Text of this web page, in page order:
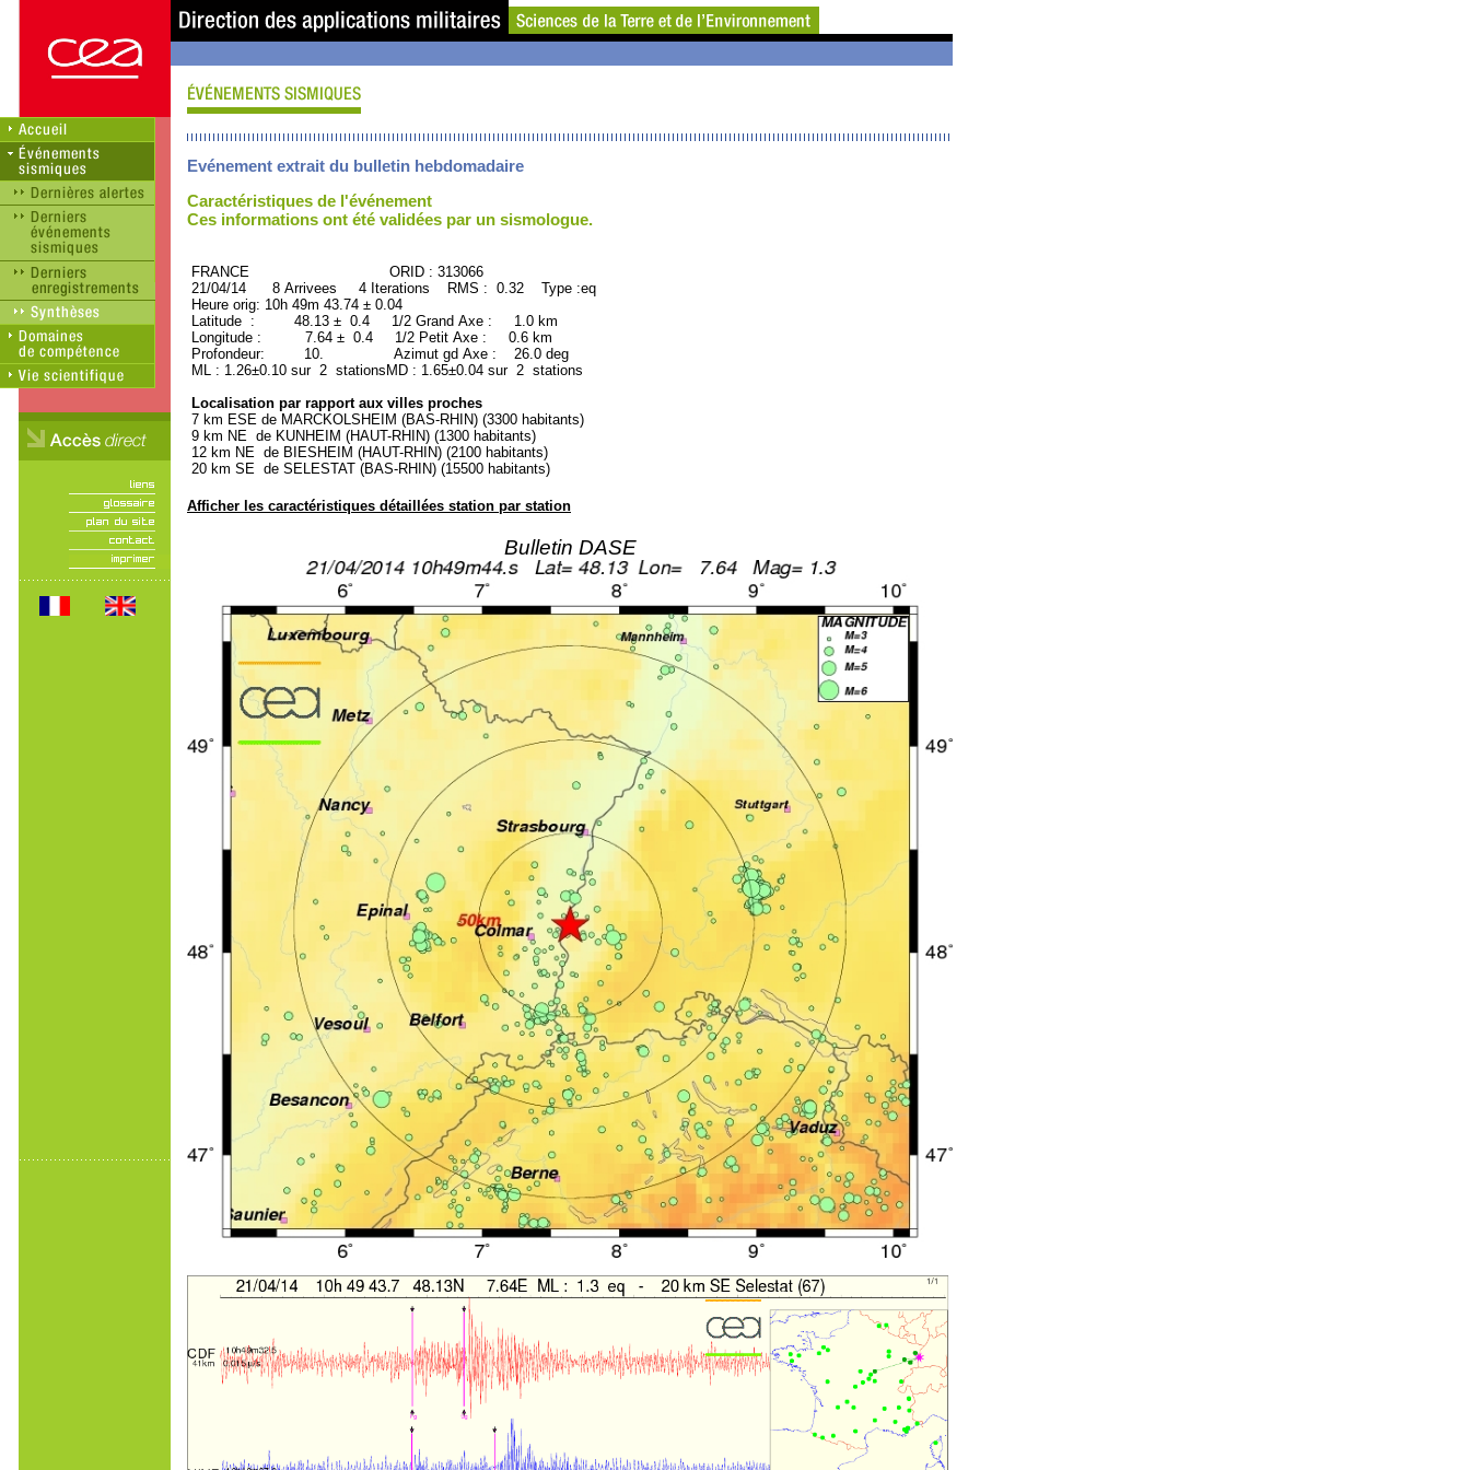
Evénement extrait du bulletin hebdomadaire
Caractéristiques de l'événement
Ces informations ont été validées par un sismologue.
FRANCE ORID : 313066
21/04/14 8 Arrivees 4 Iterations RMS : 0.32 Type :eq
Heure orig: 10h 49m 43.74 ± 0.04
Latitude : 48.13 ± 0.4 1/2 Grand Axe : 1.0 km
Longitude : 7.64 ± 0.4 1/2 Petit Axe : 0.6 km
Profondeur: 10. Azimut gd Axe : 26.0 deg
ML : 1.26±0.10 sur 2 stationsMD : 1.65±0.04 sur 2 stations
Localisation par rapport aux villes proches
7 km ESE de MARCKOLSHEIM (BAS-RHIN) (3300 habitants)
9 km NE de KUNHEIM (HAUT-RHIN) (1300 habitants)
12 km NE de BIESHEIM (HAUT-RHIN) (2100 habitants)
20 km SE de SELESTAT (BAS-RHIN) (15500 habitants)
Afficher les caractéristiques détaillées station par station
Bulletin DASE